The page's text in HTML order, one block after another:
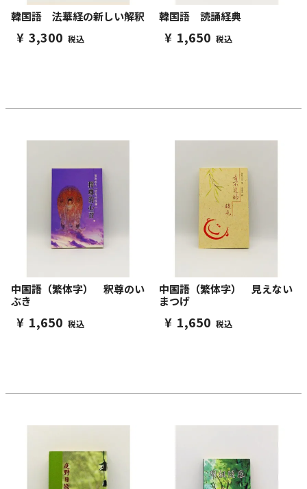
韓国語 法華経の新しい解釈
¥ 3,300 税込
韓国語 読誦経典
¥ 1,650 税込
中国語（繁体字） 釈尊のい
ぶき
¥ 1,650 税込
中国語（繁体字） 見えない
まつげ
¥ 1,650 税込